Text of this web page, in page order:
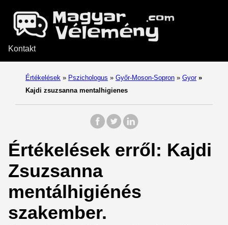
Kontakt
Értékelések » Pszichologus » Győr-Moson-Sopron » Gyor »
Kajdi zsuzsanna mentalhigienes
Értékelések erről: Kajdi
Zsuzsanna
mentálhigiénés
szakember.